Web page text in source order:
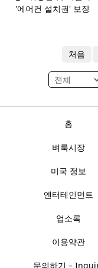
처음
홈
벼룩시장
미국 정보
엔터테인먼트
업소록
이용약관
문의하기 –